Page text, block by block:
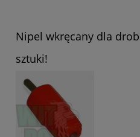
Nipel wkręcany dla
sztuki!